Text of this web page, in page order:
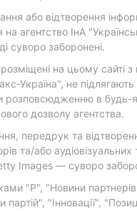
або відтворення
на агентство ІнА
суворо заборонені.
розміщені на цьому сайті
Україна", не
розповсюдженню в будь-
дозволу агентства.
передрук та
та/або аудіовізуальних
Images — суворо
"Р", "Новини
"Інновації",